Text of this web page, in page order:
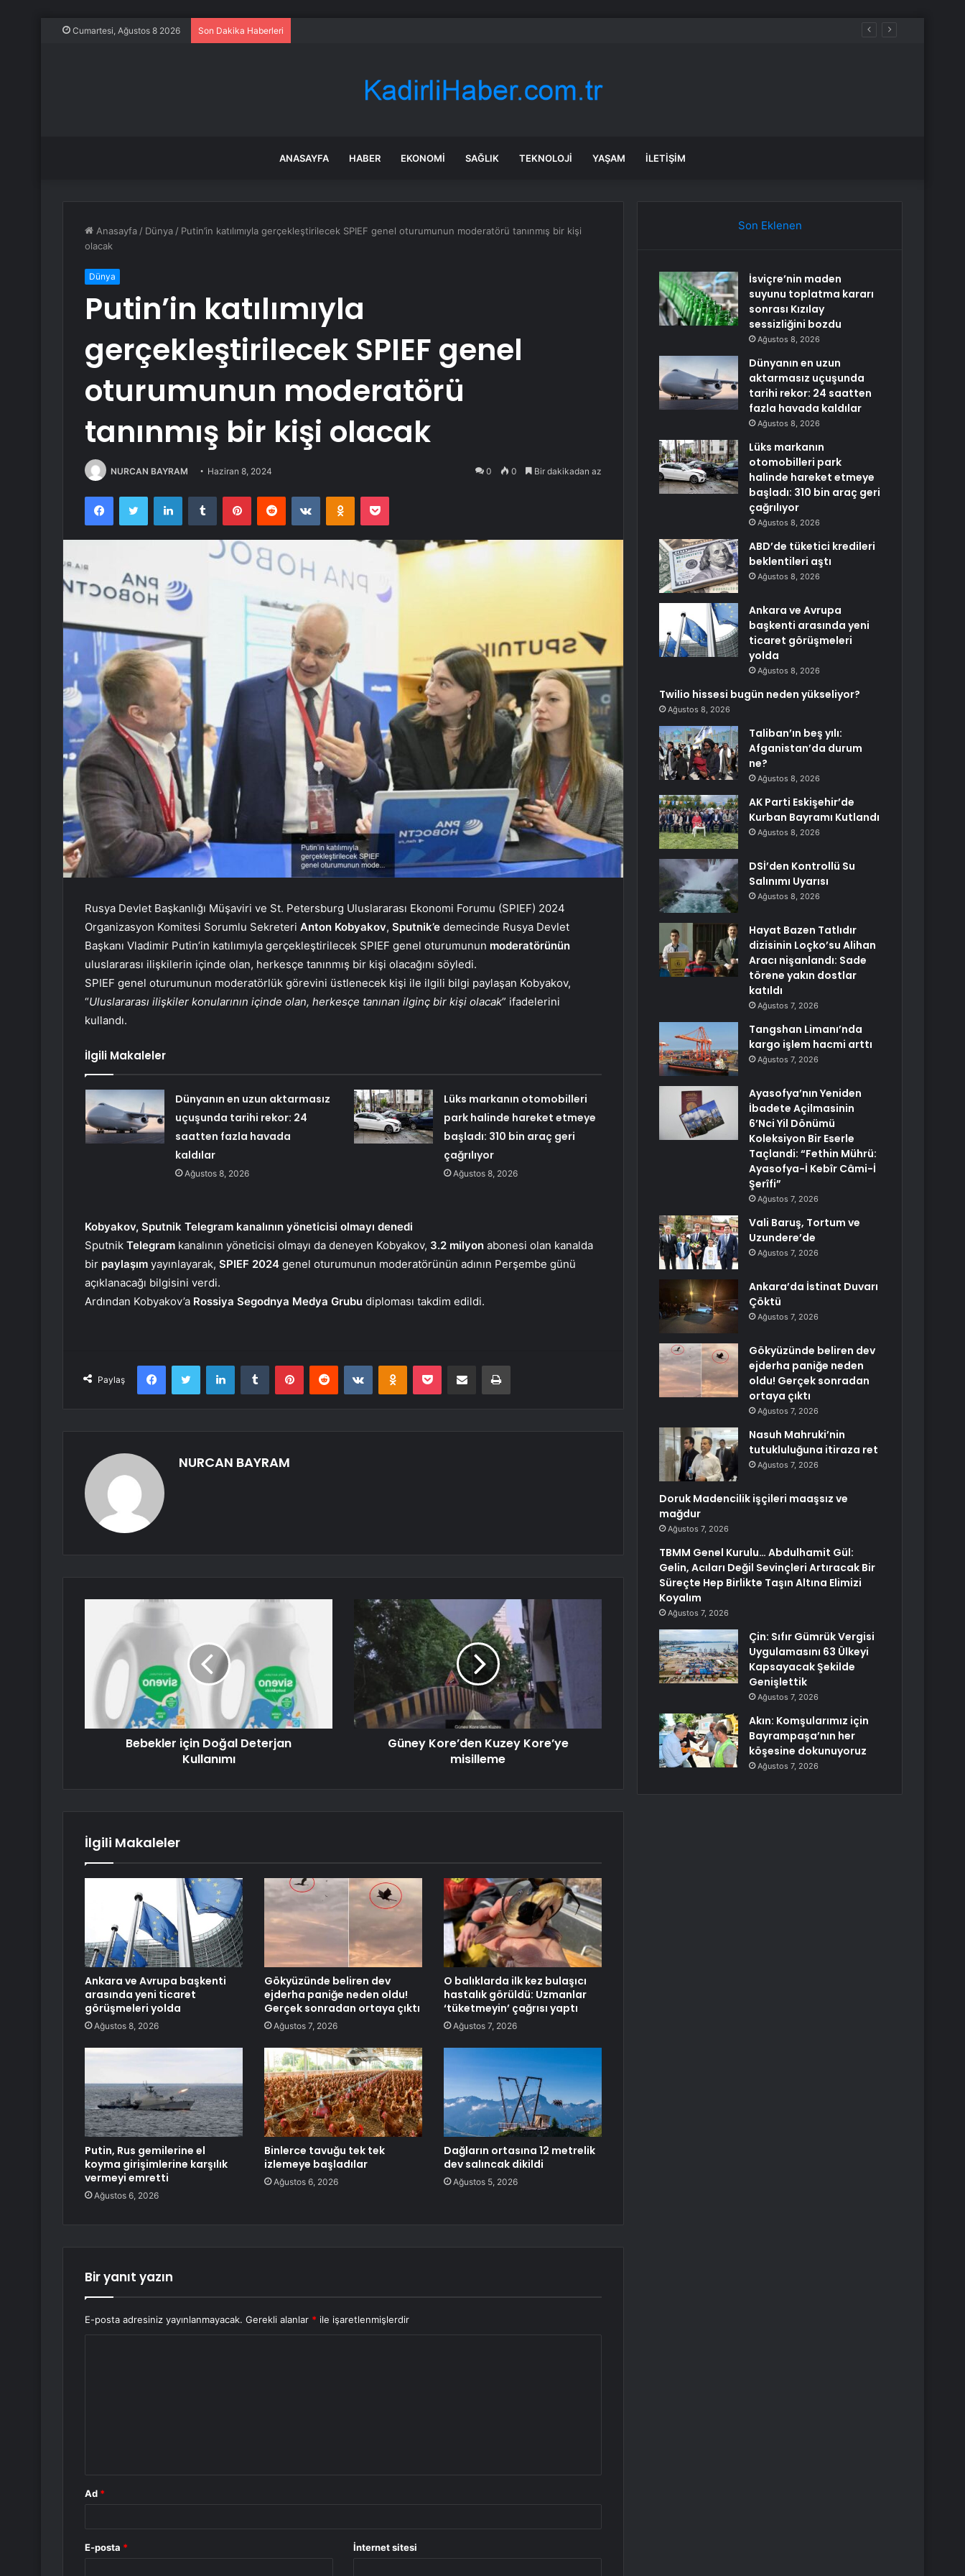
Cumartesi, Ağustos 8 2026 Son Dakika Haberleri
ANASAYFA HABER EKONOMI SAĞLIK TEKNOLOJI YAŞAM İLETIŞIM
Anasayfa / Dünya / Putin’in katılımıyla gerçekleştirilecek SPIEF genel oturumunun moderatörü tanınmış bir kişi
olacak
Dünya
Putin’in katılımıyla
gerçekleştirilecek SPIEF genel
oturumunun moderatörü
tanınmış bir kişi olacak
NURCAN BAYRAM Haziran 8, 2024 0 0 Bir dakikadan az
FacebookTwitter LinkedInTumblr PinterestReddit VKontakteOdnoklassniki
Pocket
Rusya Devlet Başkanlığı Müşaviri ve St. Petersburg Uluslararası Ekonomi Forumu (SPIEF) 2024
Organizasyon Komitesi Sorumlu Sekreteri Anton Kobyakov, Sputnik’e demecinde Rusya Devlet
Başkanı Vladimir Putin’in katılımıyla gerçekleştirilecek SPIEF genel oturumunun moderatörünün
uluslararası ilişkilerin içinde olan, herkesçe tanınmış bir kişi olacağını söyledi.
SPIEF genel oturumunun moderatörlük görevini üstlenecek kişi ile ilgili bilgi paylaşan Kobyakov,
“Uluslararası ilişkiler konularının içinde olan, herkesçe tanınan ilginç bir kişi olacak” ifadelerini
kullandı.
İlgili Makaleler
Dünyanın en uzun aktarmasız
uçuşunda tarihi rekor: 24
saatten fazla havada
kaldılar
Ağustos 8, 2026
Lüks markanın otomobilleri
park halinde hareket etmeye
başladı: 310 bin araç geri
çağrılıyor
Ağustos 8, 2026
Kobyakov, Sputnik Telegram kanalının yöneticisi olmayı denedi
Sputnik Telegram kanalının yöneticisi olmayı da deneyen Kobyakov, 3.2 milyon abonesi olan kanalda
bir paylaşım yayınlayarak, SPIEF 2024 genel oturumunun moderatörünün adının Perşembe günü
açıklanacağı bilgisini verdi.
Ardından Kobyakov’a Rossiya Segodnya Medya Grubu diploması takdim edildi.
Paylaş
FacebookTwitter LinkedInTumblr PinterestReddit VKontakteOdnoklassniki
Pocket E-Posta ile paylaş Yazdır
NURCAN BAYRAM
Bebekler için Doğal Deterjan
Kullanımı
Güney Kore’den Kuzey Kore’ye
misilleme
İlgili Makaleler
Ankara ve Avrupa başkenti
arasında yeni ticaret
görüşmeleri yolda
Ağustos 8, 2026
Gökyüzünde beliren dev
ejderha paniğe neden oldu!
Gerçek sonradan ortaya çıktı
Ağustos 7, 2026
O balıklarda ilk kez bulaşıcı
hastalık görüldü: Uzmanlar
‘tüketmeyin’ çağrısı yaptı
Ağustos 7, 2026
Putin, Rus gemilerine el
koyma girişimlerine karşılık
vermeyi emretti
Ağustos 6, 2026
Binlerce tavuğu tek tek
izlemeye başladılar
Ağustos 6, 2026
Dağların ortasına 12 metrelik
dev salıncak dikildi
Ağustos 5, 2026
Bir yanıt yazın
E-posta adresiniz yayınlanmayacak. Gerekli alanlar * ile işaretlenmişlerdir
Ad *
E-posta * İnternet sitesi
Son Eklenen
İsviçre’nin maden
suyunu toplatma kararı
sonrası Kızılay
sessizliğini bozdu
Ağustos 8, 2026
Dünyanın en uzun
aktarmasız uçuşunda
tarihi rekor: 24 saatten
fazla havada kaldılar
Ağustos 8, 2026
Lüks markanın
otomobilleri park
halinde hareket etmeye
başladı: 310 bin araç geri
çağrılıyor
Ağustos 8, 2026
ABD’de tüketici kredileri
beklentileri aştı
Ağustos 8, 2026
Ankara ve Avrupa
başkenti arasında yeni
ticaret görüşmeleri
yolda
Ağustos 8, 2026
Twilio hissesi bugün neden yükseliyor?
Ağustos 8, 2026
Taliban’ın beş yılı:
Afganistan’da durum
ne?
Ağustos 8, 2026
AK Parti Eskişehir’de
Kurban Bayramı Kutlandı
Ağustos 8, 2026
DSİ’den Kontrollü Su
Salınımı Uyarısı
Ağustos 8, 2026
Hayat Bazen Tatlıdır
dizisinin Loçko’su Alihan
Aracı nişanlandı: Sade
törene yakın dostlar
katıldı
Ağustos 7, 2026
Tangshan Limanı’nda
kargo işlem hacmi arttı
Ağustos 7, 2026
Ayasofya’nın Yeniden
İbadete Açilmasinin
6’Nci Yil Dönümü
Koleksiyon Bir Eserle
Taçlandi: “Fethin Mührü:
Ayasofya-İ Kebîr Câmi-İ
Şerîfi”
Ağustos 7, 2026
Vali Baruş, Tortum ve
Uzundere’de
Ağustos 7, 2026
Ankara’da İstinat Duvarı
Çöktü
Ağustos 7, 2026
Gökyüzünde beliren dev
ejderha paniğe neden
oldu! Gerçek sonradan
ortaya çıktı
Ağustos 7, 2026
Nasuh Mahruki’nin
tutukluluğuna itiraza ret
Ağustos 7, 2026
Doruk Madencilik işçileri maaşsız ve
mağdur
Ağustos 7, 2026
TBMM Genel Kurulu… Abdulhamit Gül:
Gelin, Acıları Değil Sevinçleri Artıracak Bir
Süreçte Hep Birlikte Taşın Altına Elimizi
Koyalım
Ağustos 7, 2026
Çin: Sıfır Gümrük Vergisi
Uygulamasını 63 Ülkeyi
Kapsayacak Şekilde
Genişlettik
Ağustos 7, 2026
Akın: Komşularımız için
Bayrampaşa’nın her
köşesine dokunuyoruz
Ağustos 7, 2026